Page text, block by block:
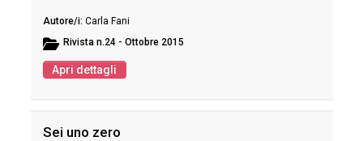
Carla Fani
Rivista n.24 - Ottobre 2015
Apri dettagli
Sei uno zero